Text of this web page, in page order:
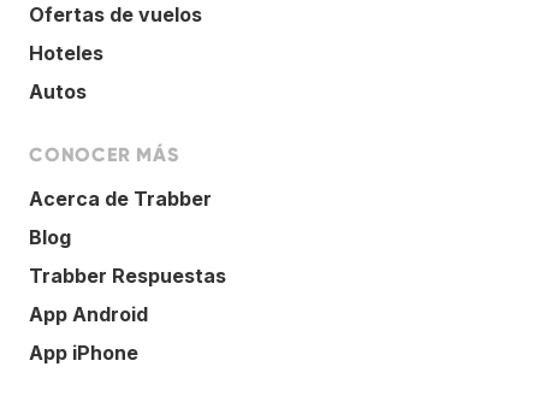
Ofertas de vuelos
Hoteles
Autos
CONOCER MÁS
Acerca de Trabber
Blog
Trabber Respuestas
App Android
App iPhone